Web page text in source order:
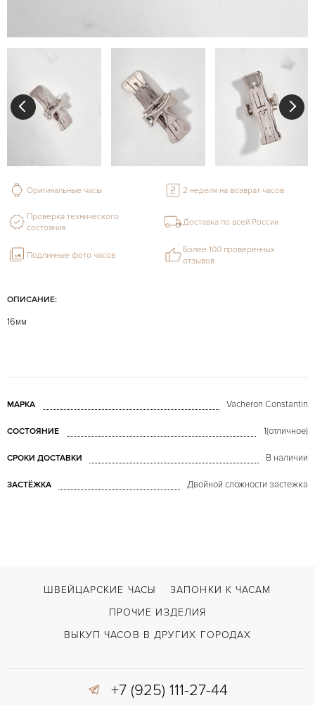
ОПИСАНИЕ:
16мм
МАРКА Vacheron Constantin
СОСТОЯНИЕ 1(отличное)
СРОКИ ДОСТАВКИ В наличии
ЗАСТЁЖКА Двойной сложности застежка
Оригинальные часы 2 недели на возврат часов
Проверка технического
состояния
Доставка по всей России
Подлинные фото часов
Более 100 проверенных
отзывов
ШВЕЙЦАРСКИЕ ЧАСЫ
ЗАПОНКИ К ЧАСАМ
ПРОЧИЕ ИЗДЕЛИЯ
ВЫКУП ЧАСОВ В ДРУГИХ ГОРОДАХ
+7 (925) 111-27-44